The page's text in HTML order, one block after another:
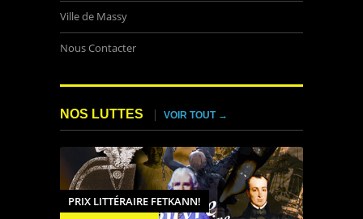
Ville de Massy
Nous Contacter
NOS LUTTES VOIR TOUT →
PRIX LITTÉRAIRE FETKANN!